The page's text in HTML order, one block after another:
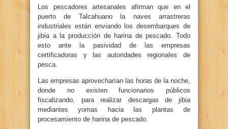
Los pescadores artesanales afirman que en el
puerto de Talcahuano la naves arrastreras
industriales están enviando los desembarques de
jibia a la producción de harina de pescado. Todo
esto ante la pasividad de las empresas
certificadoras y las autoridades regionales de
pesca.
Las empresas aprovecharían las horas de la noche,
donde no existen funcionarios públicos
fiscalizando, para realizar descargas de jibia
mediantes yomas hacia las plantas de
procesamiento de harina de pescado.